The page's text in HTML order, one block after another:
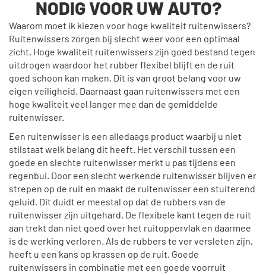
NODIG VOOR UW AUTO?
Waarom moet ik kiezen voor hoge kwaliteit ruitenwissers?
Ruitenwissers zorgen bij slecht weer voor een optimaal
zicht. Hoge kwaliteit ruitenwissers zijn goed bestand tegen
uitdrogen waardoor het rubber flexibel blijft en de ruit
goed schoon kan maken. Dit is van groot belang voor uw
eigen veiligheid. Daarnaast gaan ruitenwissers met een
hoge kwaliteit veel langer mee dan de gemiddelde
ruitenwisser.
Een ruitenwisser is een alledaags product waarbij u niet
stilstaat welk belang dit heeft. Het verschil tussen een
goede en slechte ruitenwisser merkt u pas tijdens een
regenbui. Door een slecht werkende ruitenwisser blijven er
strepen op de ruit en maakt de ruitenwisser een stuiterend
geluid. Dit duidt er meestal op dat de rubbers van de
ruitenwisser zijn uitgehard. De flexibele kant tegen de ruit
aan trekt dan niet goed over het ruitoppervlak en daarmee
is de werking verloren. Als de rubbers te ver versleten zijn,
heeft u een kans op krassen op de ruit. Goede
ruitenwissers in combinatie met een goede voorruit